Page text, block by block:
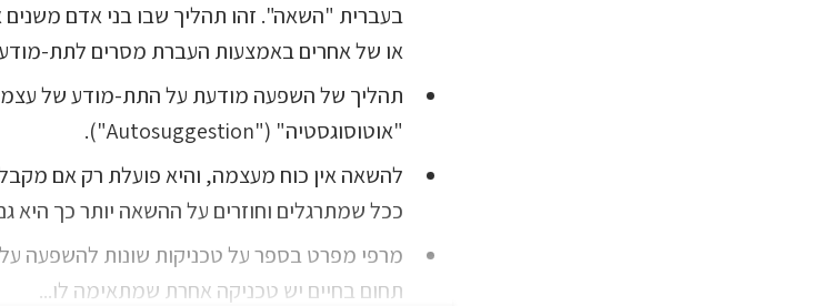
בעברית "השאה". זהו תהליך שבו בני אדם
או של אחרים באמצעות העברת מסרים לתת-
תהליך של השפעה מודעת על התת-מודע של
"אוטוסוגסטיה" ("Autosuggestion").
להשאה אין כוח מעצמה, והיא פועלת רק אם
ככל שמתרגלים וחוזרים על ההשאה יותר כך היא
מרפי מפרט בספר על טכניקות שונות להשפעה
תחום בחיים יש טכניקה אחרת שמתאימה לו...